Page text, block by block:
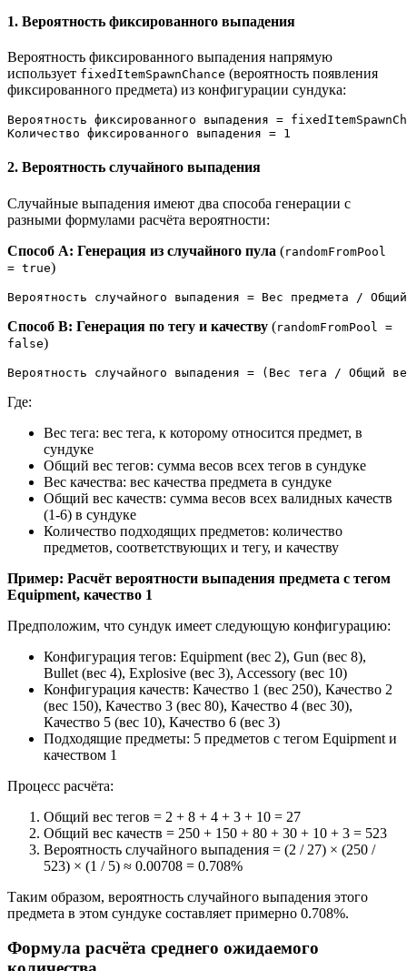
1. Вероятность фиксированного выпадения
Вероятность фиксированного выпадения напрямую
использует fixedItemSpawnChance (вероятность появления
фиксированного предмета) из конфигурации сундука:
Вероятность фиксированного выпадения =
2. Вероятность случайного выпадения
Случайные выпадения имеют два способа генерации с
разными формулами расчёта вероятности:
Способ A: Генерация из случайного пула (randomFromPool
= true)
Способ B: Генерация по тегу и качеству (randomFromPool =
false)
Где:
Вес тега: вес тега, к которому относится предмет, в
сундуке
Общий вес тегов: сумма весов всех тегов в сундуке
Вес качества: вес качества предмета в сундуке
Общий вес качеств: сумма весов всех валидных качеств
(1-6) в сундуке
Количество подходящих предметов: количество
предметов, соответствующих и тегу, и качеству
Пример: Расчёт вероятности выпадения предмета с тегом
Equipment, качество 1
Предположим, что сундук имеет следующую конфигурацию:
Конфигурация тегов: Equipment (вес 2), Gun (вес 8),
Bullet (вес 4), Explosive (вес 3), Accessory (вес 10)
Конфигурация качеств: Качество 1 (вес 250), Качество 2
(вес 150), Качество 3 (вес 80), Качество 4 (вес 30),
Качество 5 (вес 10), Качество 6 (вес 3)
Подходящие предметы: 5 предметов с тегом Equipment и
качеством 1
Процесс расчёта:
Общий вес тегов = 2 + 8 + 4 + 3 + 10 = 27
Общий вес качеств = 250 + 150 + 80 + 30 + 10 + 3 = 523
Вероятность случайного выпадения = (2 / 27) × (250 /
523) × (1 / 5) ≈ 0.00708 = 0.708%
Таким образом, вероятность случайного выпадения этого
предмета в этом сундуке составляет примерно 0.708%.
Формула расчёта среднего ожидаемого